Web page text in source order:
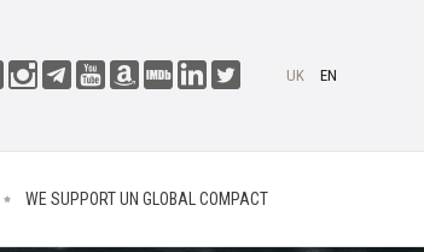
UK EN
WE SUPPORT UN GLOBAL COMPACT